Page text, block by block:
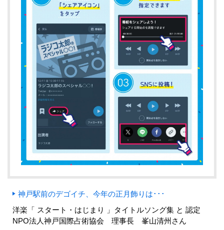
神戸駅前のデゴイチ、今年の正月飾りは･･･
洋楽「 スタート・はじまり 」タイトルソング集 と 認定
NPO法人神戸国際占術協会 理事長 峯山清州さん